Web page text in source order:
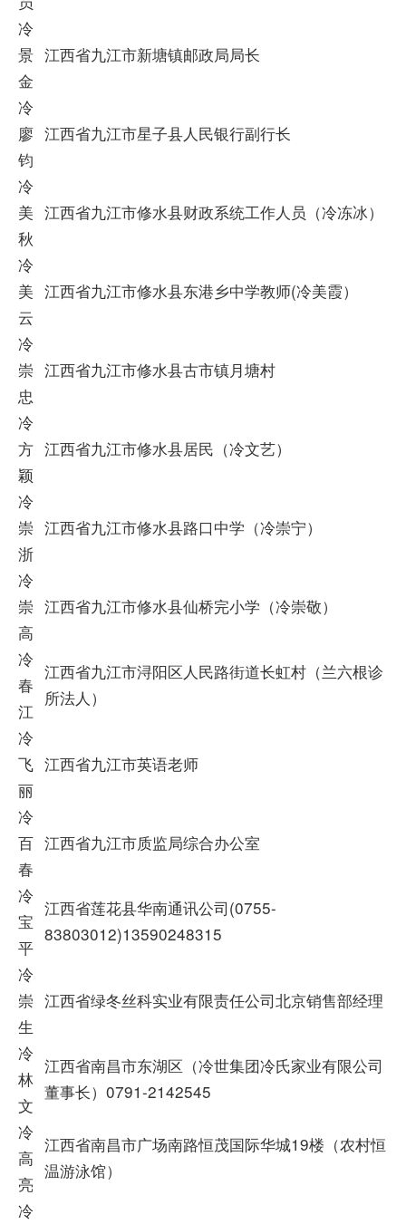
冷
景
金
江西省九江市新塘镇邮政局局长
冷
廖
钧
江西省九江市星子县人民银行副行长
冷
美
秋
江西省九江市修水县财政系统工作人员（冷冻冰）
冷
美
云
江西省九江市修水县东港乡中学教师(冷美霞）
冷
崇
忠
江西省九江市修水县古市镇月塘村
冷
方
颖
江西省九江市修水县居民（冷文艺）
冷
崇
浙
江西省九江市修水县路口中学（冷崇宁）
冷
崇
高
江西省九江市修水县仙桥完小学（冷崇敬）
冷
春
江
江西省九江市浔阳区人民路街道长虹村（兰六根诊
所法人）
冷
飞
丽
江西省九江市英语老师
冷
百
春
江西省九江市质监局综合办公室
冷
宝
平
江西省莲花县华南通讯公司(0755-
83803012)13590248315
冷
崇
生
江西省绿冬丝科实业有限责任公司北京销售部经理
冷
林
文
江西省南昌市东湖区（冷世集团冷氏家业有限公司
董事长）0791-2142545
冷
高
亮
江西省南昌市广场南路恒茂国际华城19楼（农村恒
温游泳馆）
冷